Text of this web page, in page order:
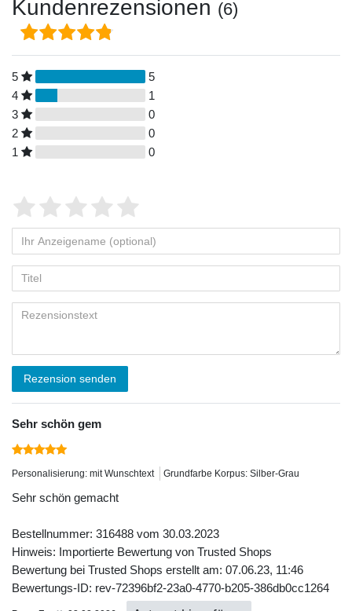
Kundenrezensionen (6)
5
5
4
1
3
0
2
0
1
0
Rezension senden
Sehr schön gem
Personalisierung: mit Wunschtext Grundfarbe Korpus: Silber-Grau
Sehr schön gemacht
Bestellnummer: 316488 vom 30.03.2023
Hinweis: Importierte Bewertung von Trusted Shops
Bewertung bei Trusted Shops erstellt am: 07.06.23, 11:46
Bewertungs-ID: rev-72396bf2-23a0-4770-b205-386db0cc1264